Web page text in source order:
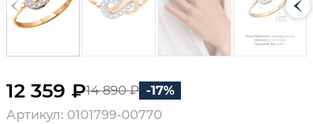
12 359 ₽14 890 ₽ -17%
Артикул: 0101799-00770